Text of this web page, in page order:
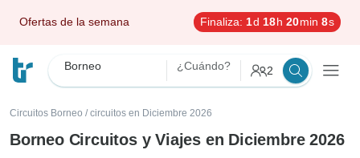
Ofertas de la semana Finaliza: 1d 18h 20min 6s
Borneo ¿Cuándo? 2
Circuitos Borneo / circuitos en Diciembre 2026
Borneo Circuitos y Viajes en Diciembre 2026